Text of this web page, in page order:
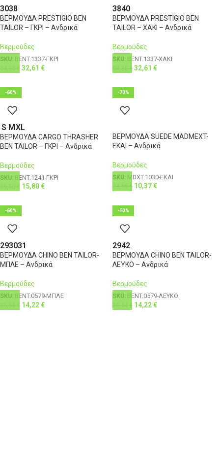
3038
ΒΕΡΜΟΥΔΑ PRESTIGIO BEN
TAILOR – ΓΚΡΙ – Ανδρικά
Βερμούδες
SKU: BENT.1337-ΓΚΡΙ
€ 32,61 €
3840
ΒΕΡΜΟΥΔΑ PRESTIGIO BEN
TAILOR – ΧΑΚΙ – Ανδρικά
Βερμούδες
SKU: BENT.1337-ΧΑΚΙ
€ 32,61 €
-60%
S MXL
ΒΕΡΜΟΥΔΑ CARGO THRASHER
BEN TAILOR – ΓΚΡΙ – Ανδρικά
Βερμούδες
SKU: BENT.1241-ΓΚΡΙ
€ 15,80€
-70%
ΒΕΡΜΟΥΔΑ SUEDE MADMEXT-
ΕΚΑΙ – Ανδρικά
Βερμούδες
SKU: MDXT.1030-ΕΚΑΙ
€ 10,37€
-60%
293031
ΒΕΡΜΟΥΔΑ CHINO BEN TAILOR-
ΜΠΛΕ – Ανδρικά
Βερμούδες
SKU: BENT.0579-ΜΠΛΕ
€ 14,22€
-60%
2942
ΒΕΡΜΟΥΔΑ CHINO BEN TAILOR-
ΛΕΥΚΟ – Ανδρικά
Βερμούδες
SKU: BENT.0579-ΛΕΥΚΟ
€ 14,22€